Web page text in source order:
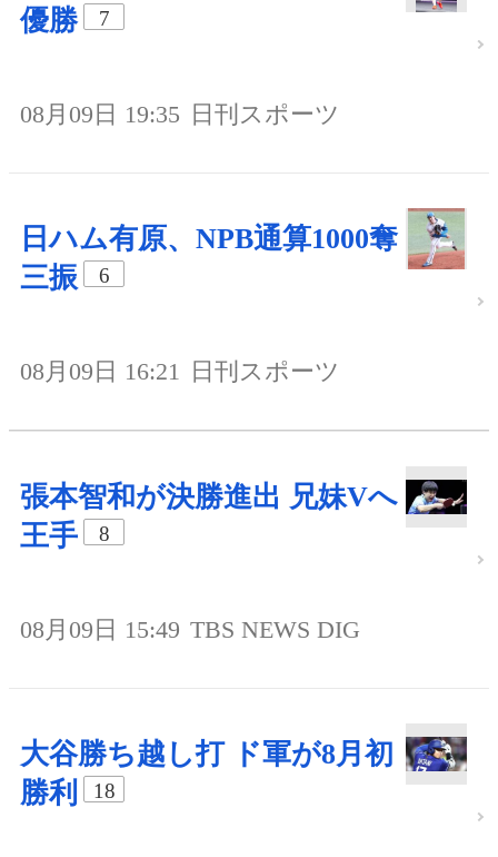
優勝
7
08月09日 19:35 日刊スポーツ
日ハム有原、NPB通算1000奪
三振
6
08月09日 16:21 日刊スポーツ
張本智和が決勝進出 兄妹Vへ
王手
8
08月09日 15:49 TBS NEWS DIG
大谷勝ち越し打 ド軍が8月初
勝利
18